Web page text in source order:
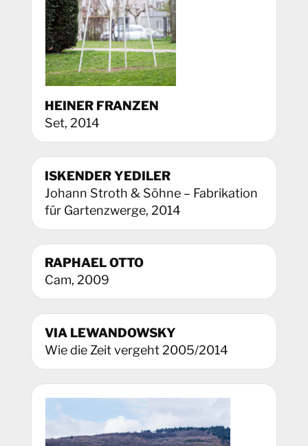
HEINER FRANZEN
Set, 2014
ISKENDER YEDILER
Johann Stroth & Söhne – Fabrikation
für Gartenzwerge, 2014
RAPHAEL OTTO
Cam, 2009
VIA LEWANDOWSKY
Wie die Zeit vergeht 2005/2014